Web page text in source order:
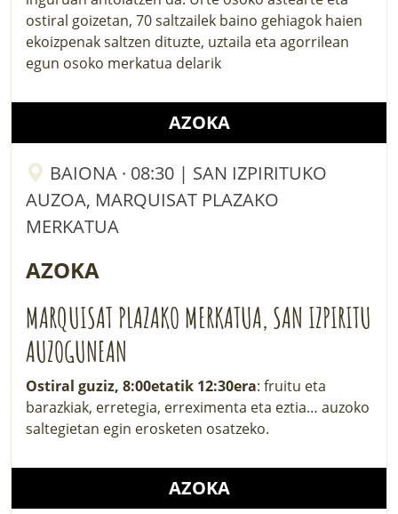
ostiral goizetan, 70 saltzailek baino gehiagok haien
ekoizpenak saltzen dituzte, uztaila eta agorrilean
egun osoko merkatua delarik
AZOKA
BAIONA · 08:30 | SAN IZPIRITUKO
AUZOA, MARQUISAT PLAZAKO
MERKATUA
AZOKA
MARQUISAT PLAZAKO MERKATUA, SAN IZPIRITU
AUZOGUNEAN
Ostiral guziz, 8:00etatik 12:30era: fruitu eta
barazkiak, erretegia, erreximenta eta eztia… auzoko
saltegietan egin erosketen osatzeko.
AZOKA